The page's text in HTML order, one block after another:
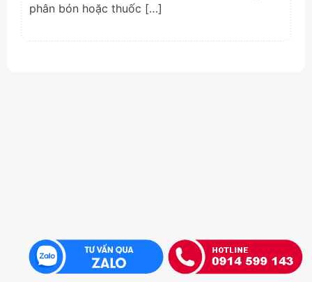
phân bón hoặc thuốc […]